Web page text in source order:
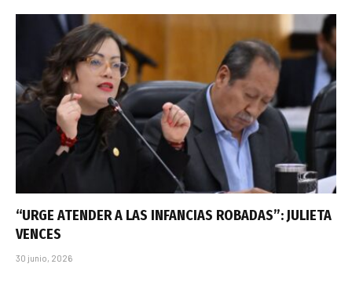
“URGE ATENDER A LAS INFANCIAS ROBADAS”: JULIETA
VENCES
30 junio, 2026